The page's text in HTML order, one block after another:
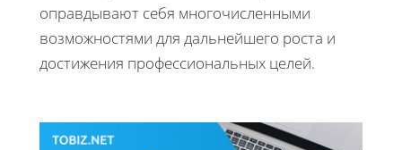
оправдывают себя многочисленными
возможностями для дальнейшего роста и
достижения профессиональных целей.